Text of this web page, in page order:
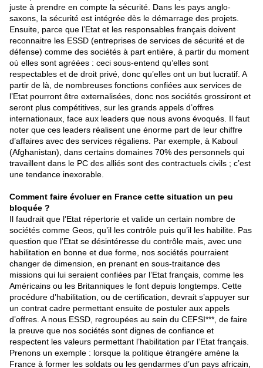
juste à prendre en compte la sécurité. Dans les pays anglo-
saxons, la sécurité est intégrée dès le démarrage des projets.
Ensuite, parce que l’Etat et les responsables français doivent
reconnaitre les ESSD (entreprises de services de sécurité et de
défense) comme des sociétés à part entière, à partir du moment
où elles sont agréées : ceci sous-entend qu’elles sont
respectables et de droit privé, donc qu’elles ont un but lucratif. A
partir de là, de nombreuses fonctions confiées aux services de
l’Etat pourront être externalisées, donc nos sociétés grossiront et
seront plus compétitives, sur les grands appels d’offres
internationaux, face aux leaders que nous avons évoqués. Il faut
noter que ces leaders réalisent une énorme part de leur chiffre
d’affaires avec des services régaliens. Par exemple, à Kaboul
(Afghanistan), dans certains domaines 70% des personnels qui
travaillent dans le PC des alliés sont des contractuels civils ; c’est
une tendance inexorable.
Comment faire évoluer en France cette situation un peu
bloquée ?
Il faudrait que l’Etat répertorie et valide un certain nombre de
sociétés comme Geos, qu’il les contrôle puis qu’il les habilite. Pas
question que l’Etat se désintéresse du contrôle mais, avec une
habilitation en bonne et due forme, nos sociétés pourraient
changer de dimension, en prenant en sous-traitance des
missions qui lui seraient confiées par l’Etat français, comme les
Américains ou les Britanniques le font depuis longtemps. Cette
procédure d’habilitation, ou de certification, devrait s’appuyer sur
un contrat cadre permettant ensuite de postuler aux appels
d’offres. A nous ESSD, regroupées au sein du CEFSI***, de faire
la preuve que nos sociétés sont dignes de confiance et
respectent les valeurs permettant l’habilitation par l’Etat français.
Prenons un exemple : lorsque la politique étrangère amène la
France à former les soldats ou les gendarmes d’un pays africain,